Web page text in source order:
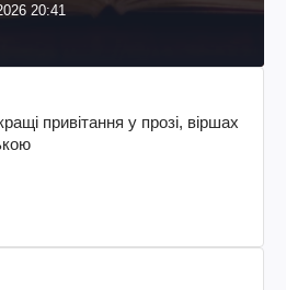
20:41
привітання у прозі, віршах